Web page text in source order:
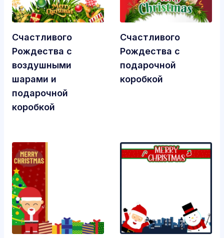
Счастливого
Рождества с
воздушными
шарами и
подарочной
коробкой
Счастливого
Рождества с
подарочной
коробкой